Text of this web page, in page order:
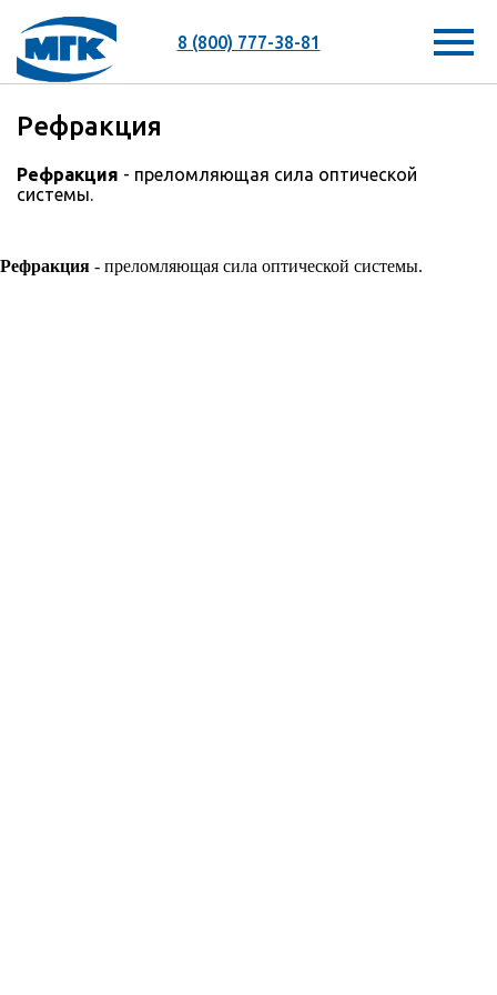
8 (800) 777-38-81
Рефракция
Рефракция - преломляющая сила оптической
системы.
Рефракция - преломляющая сила оптической системы.